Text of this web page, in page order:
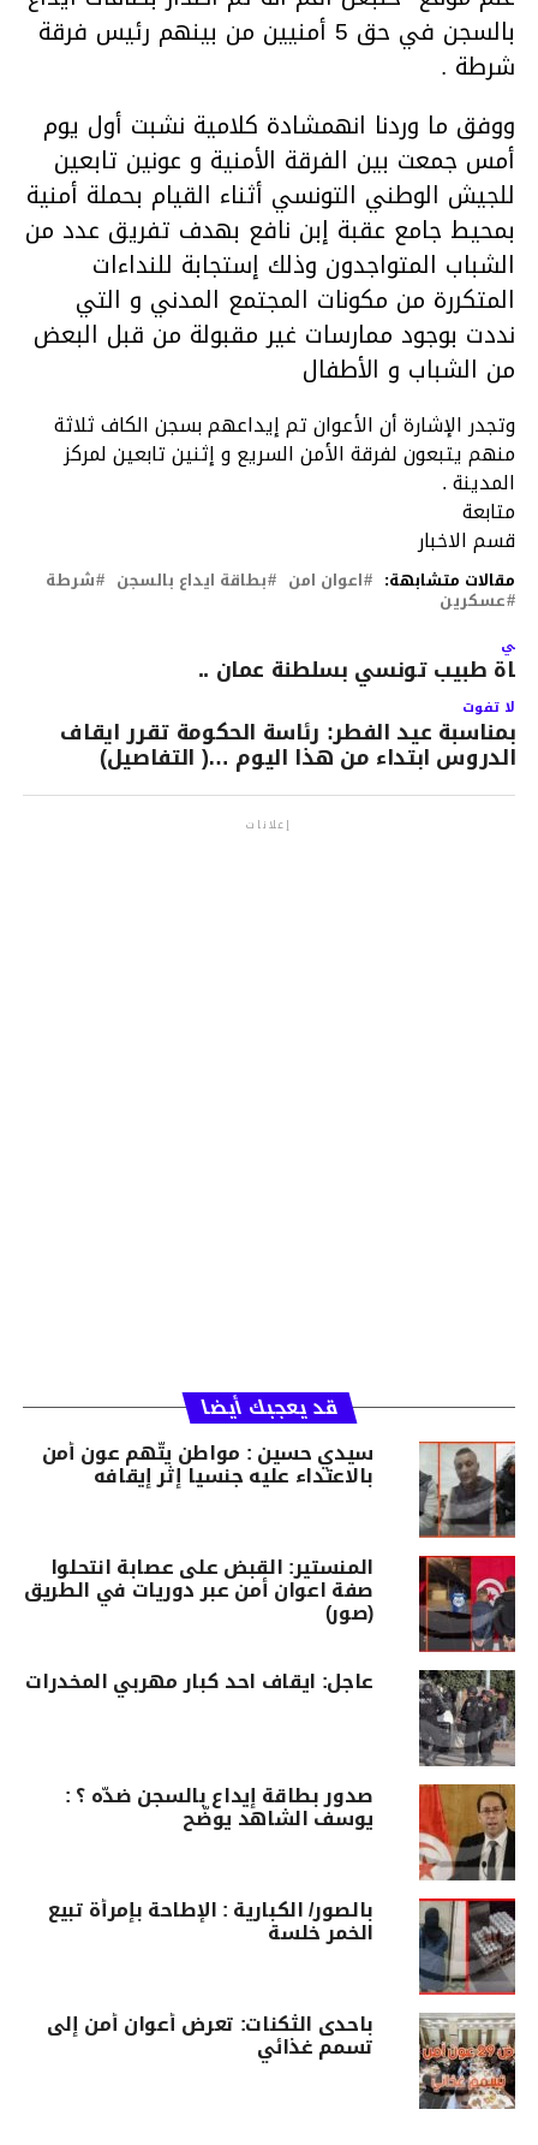
بالسجن في حق 5 أمنيين من بينهم رئيس فرقة
شرطة .
ووفق ما وردنا انهمشادة كلامية نشبت أول يوم
أمس جمعت بين الفرقة الأمنية و عونين تابعين
للجيش الوطني التونسي أثناء القيام بحملة أمنية
بمحيط جامع عقبة إبن نافع بهدف تفريق عدد من
الشباب المتواجدون وذلك إستجابة للنداءات
المتكررة من مكونات المجتمع المدني و التي
نددت بوجود ممارسات غير مقبولة من قبل البعض
من الشباب و الأطفال
وتجدر الإشارة أن الأعوان تم إيداعهم بسجن الكاف ثلاثة
منهم يتبعون لفرقة الأمن السريع و إثنين تابعين لمركز
المدينة .
متابعة
قسم الاخبار
مقالات متشابهة: اعوان امن بطاقة ايداع بالسجن شرطة
عسكرين
طبيب تونسي بسلطنة عمان ..
لا تفوت
بمناسبة عيد الفطر: رئاسة الحكومة تقرر ايقاف
الدروس ابتداء من هذا اليوم …( التفاصيل)
إعلانات
قد يعجبك أيضا
سيدي حسين : مواطن يتّهم عون أمن
بالاعتداء عليه جنسيا إثر إيقافه
المنستير: القبض على عصابة انتحلوا
صفة اعوان أمن عبر دوريات في الطريق
(صور)
عاجل: ايقاف احد كبار مهربي المخدرات
صدور بطاقة إيداع بالسجن ضدّه ؟ :
يوسف الشاهد يوضّح
بالصور/ الكبارية : الإطاحة بإمرأة تبيع
الخمر خلسة
باحدى الثكنات: تعرض أعوان أمن إلى
تسمم غذائي